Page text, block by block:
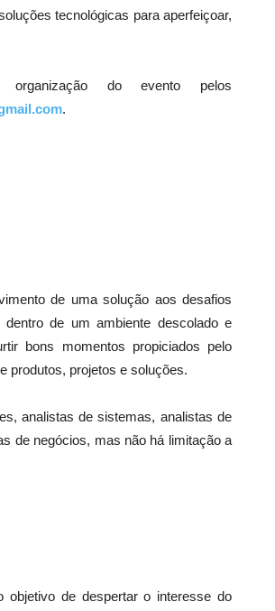
tecnológicas para aperfeiçoar,
do evento pelos
.
de uma solução aos desafios
de um ambiente descolado e
bons momentos propiciados pelo
produtos, projetos e soluções.
analistas de sistemas, analistas de
de negócios, mas não há limitação a
de despertar o interesse do